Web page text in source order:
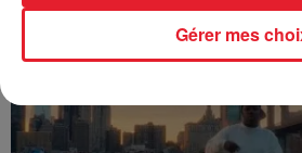
Gérer mes